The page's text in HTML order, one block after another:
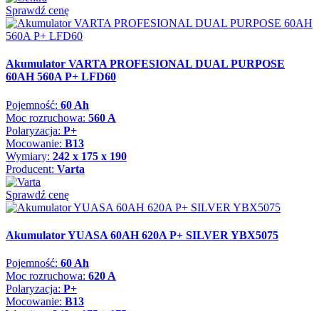
Sprawdź cenę
Akumulator VARTA PROFESIONAL DUAL PURPOSE
60AH 560A P+ LFD60
Pojemność: 60 Ah
Moc rozruchowa: 560 A
Polaryzacja: P+
Mocowanie: B13
Wymiary: 242 x 175 x 190
Producent: Varta
Sprawdź cenę
Akumulator YUASA 60AH 620A P+ SILVER YBX5075
Pojemność: 60 Ah
Moc rozruchowa: 620 A
Polaryzacja: P+
Mocowanie: B13